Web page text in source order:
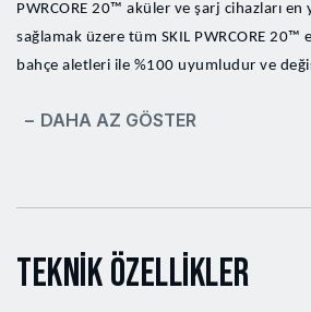
PWRCORE 20™ aküler ve şarj cihazları en
sağlamak üzere tüm SKIL PWRCORE
bahçe aletleri ile %100 uyumludur ve
− DAHA AZ GÖSTER
Teknik Özellikler